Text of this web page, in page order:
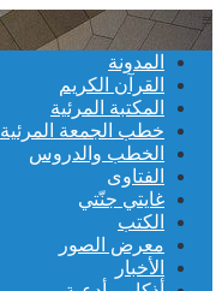
≡
المدونة
القرآن الكريم
المكتبة المرئية
خطب الجمعة المرئية
الخطب والدروس
الفتاوى
غايتي جنّتي
الكتب
معرض الصور
الأخبار